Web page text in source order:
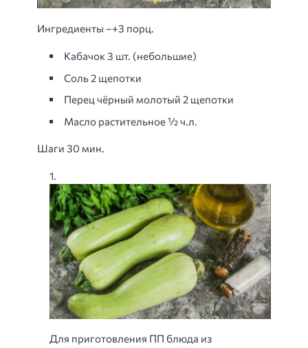
Ингредиенты –+3 порц.
Кабачок 3 шт. (небольшие)
Соль 2 щепотки
Перец чёрный молотый 2 щепотки
Масло растительное ½ ч.л.
Шаги 30 мин.
Для приготовления ПП блюда из